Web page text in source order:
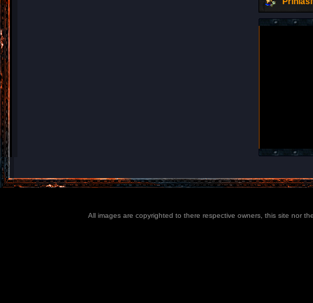
All images are copyrighted to there respective owners, this site nor